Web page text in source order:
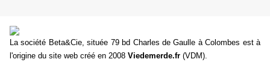
La société Beta&Cie, située 79 bd Charles de Gaulle à Colombes est à
l'origine du site web créé en 2008 Viedemerde.fr (VDM).